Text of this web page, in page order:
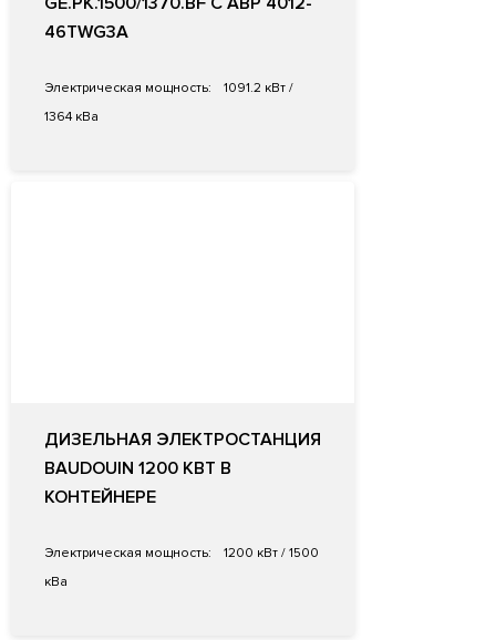
46TWG3A
Электрическая мощность:
1091.2 кВт /
1364 кВа
ДИЗЕЛЬНАЯ ЭЛЕКТРОСТАНЦИЯ
BAUDOUIN 1200 КВТ В
КОНТЕЙНЕРЕ
Электрическая мощность:
1200 кВт / 1500
кВа